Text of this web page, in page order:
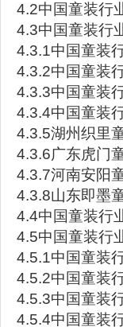
4.2中国童装行
4.3中国童装行
4.3.1中国童装
4.3.2中国童装
4.3.3中国童装
4.3.4中国童装
4.3.5湖州织里
4.3.6广东虎门
4.3.7河南安阳
4.3.8山东即墨
4.4中国童装行
4.5中国童装行
4.5.1中国童装
4.5.2中国童装
4.5.3中国童装
4.5.4中国童装